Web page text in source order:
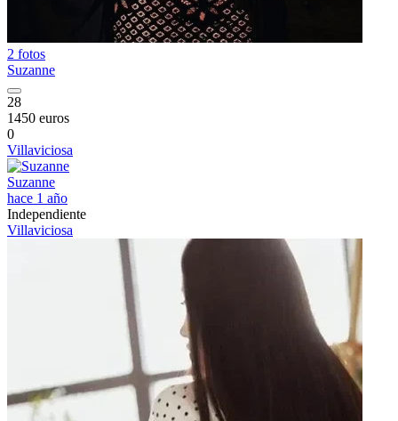
2 fotos
Suzanne
28
1450 euros
0
Villaviciosa
Suzanne
hace 1 año
Independiente
Villaviciosa